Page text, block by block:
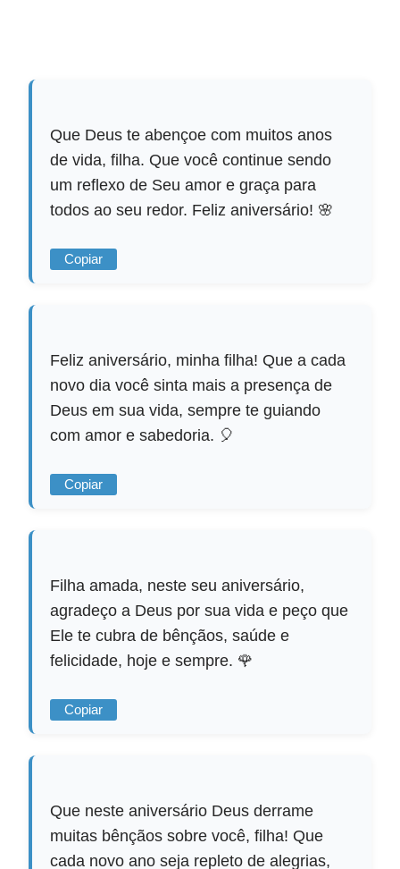
Que Deus te abençoe com muitos anos
de vida, filha. Que você continue sendo
um reflexo de Seu amor e graça para
todos ao seu redor. Feliz aniversário! 🌸
Copiar
Feliz aniversário, minha filha! Que a cada
novo dia você sinta mais a presença de
Deus em sua vida, sempre te guiando
com amor e sabedoria. 🎈
Copiar
Filha amada, neste seu aniversário,
agradeço a Deus por sua vida e peço que
Ele te cubra de bênçãos, saúde e
felicidade, hoje e sempre. 🌹
Copiar
Que neste aniversário Deus derrame
muitas bênçãos sobre você, filha! Que
cada novo ano seja repleto de alegrias,